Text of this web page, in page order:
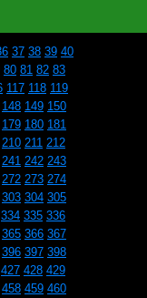
37 38 39 40
80 81 82 83
117 118 119
148 149 150
179 180 181
210 211 212
241 242 243
272 273 274
303 304 305
334 335 336
365 366 367
396 397 398
427 428 429
458 459 460